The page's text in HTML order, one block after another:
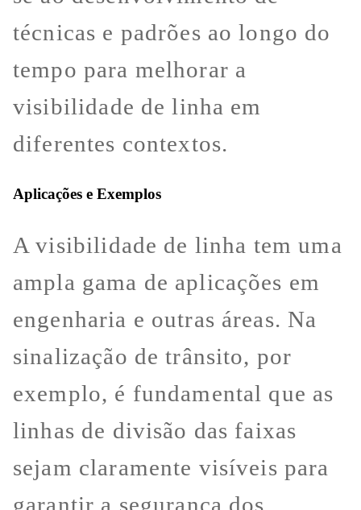
técnicas e padrões ao longo do
tempo para melhorar a
visibilidade de linha em
diferentes contextos.
Aplicações e Exemplos
A visibilidade de linha tem uma
ampla gama de aplicações em
engenharia e outras áreas. Na
sinalização de trânsito, por
exemplo, é fundamental que as
linhas de divisão das faixas
sejam claramente visíveis para
garantir a segurança dos